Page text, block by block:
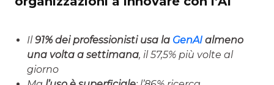
Il 91% dei professionisti usa la GenAI almeno
una volta a settimana, il 57,5% più volte al
giorno